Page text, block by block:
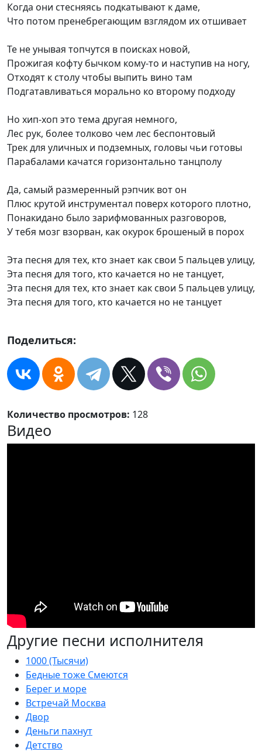
Когда они стесняясь подкатывают к даме,
Что потом пренебрегающим взглядом их отшивает
Те не унывая топчутся в поисках новой,
Прожигая кофту бычком кому-то и наступив на ногу,
Отходят к столу чтобы выпить вино там
Подгатавливаться морально ко второму подходу
Но хип-хоп это тема другая немного,
Лес рук, более толково чем лес беспонтовый
Трек для уличных и подземных, головы чьи готовы
Парабалами качатся горизонтально танцполу
Да, самый размеренный рэпчик вот он
Плюс крутой инструментал поверх которого плотно,
Понакидано было зарифмованных разговоров,
У тебя мозг взорван, как окурок брошеный в порох
Эта песня для тех, кто знает как свои 5 пальцев улицу,
Эта песня для того, кто качается но не танцует,
Эта песня для тех, кто знает как свои 5 пальцев улицу,
Эта песня для того, кто качается но не танцует
Поделиться:
Количество просмотров: 128
Видео
Другие песни исполнителя
1000 (Тысячи)
Бедные тоже Смеются
Берег и море
Встречай Москва
Двор
Деньги пахнут
Детство